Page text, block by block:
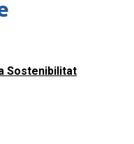
Sostenibilitat